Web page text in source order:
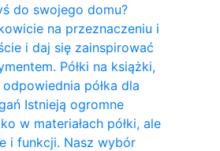
do swojego domu?
na przeznaczeniu i
i daj się zainspirować
Półki na książki,
odpowiednia półka dla
Istnieją ogromne
w materiałach półki, ale
i funkcji. Nasz wybór